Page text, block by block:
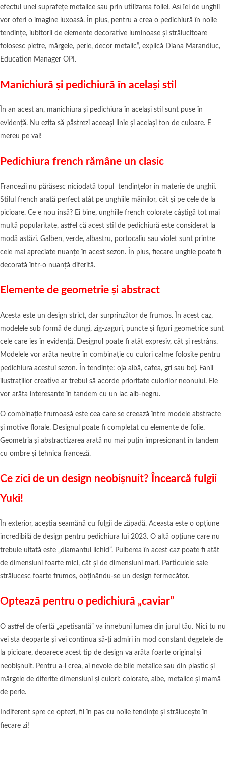
efectul unei suprafețe metalice sau prin utilizarea foliei. Astfel de unghii
vor oferi o imagine luxoasă. În plus, pentru a crea o pedichiură în noile
tendințe, iubitorii de elemente decorative luminoase și strălucitoare
folosesc pietre, mărgele, perle, decor metalic”, explică Diana Marandiuc,
Education Manager OPI.
Manichiură și pedichiură în același stil
În an acest an, manichiura și pedichiura în același stil sunt puse în
evidență. Nu ezita să păstrezi aceeași linie și același ton de culoare. E
mereu pe val!
Pedichiura french rămâne un clasic
Francezii nu părăsesc niciodată topul tendințelor în materie de unghii.
Stilul french arată perfect atât pe unghiile mâinilor, cât și pe cele de la
picioare. Ce e nou însă? Ei bine, unghiile french colorate câștigă tot mai
multă popularitate, astfel că acest stil de pedichiură este considerat la
modă astăzi. Galben, verde, albastru, portocaliu sau violet sunt printre
cele mai apreciate nuanțe în acest sezon. În plus, fiecare unghie poate fi
decorată într-o nuanță diferită.
Elemente de geometrie și abstract
Acesta este un design strict, dar surprinzător de frumos. În acest caz,
modelele sub formă de dungi, zig-zaguri, puncte și figuri geometrice sunt
cele care ies în evidență. Designul poate fi atât expresiv, cât și restrâns.
Modelele vor arăta neutre în combinație cu culori calme folosite pentru
pedichiura acestui sezon. În tendințe: oja albă, cafea, gri sau bej. Fanii
ilustrațiilor creative ar trebui să acorde prioritate culorilor neonului. Ele
vor arăta interesante în tandem cu un lac alb-negru.
O combinație frumoasă este cea care se creează între modele abstracte
și motive florale. Designul poate fi completat cu elemente de folie.
Geometria și abstractizarea arată nu mai puțin impresionant în tandem
cu ombre și tehnica franceză.
Ce zici de un design neobișnuit? Încearcă fulgii
Yuki!
În exterior, aceștia seamănă cu fulgii de zăpadă. Aceasta este o opțiune
incredibilă de design pentru pedichiura lui 2023. O altă opțiune care nu
trebuie uitată este „diamantul lichid”. Pulberea în acest caz poate fi atât
de dimensiuni foarte mici, cât și de dimensiuni mari. Particulele sale
strălucesc foarte frumos, obținându-se un design fermecător.
Optează pentru o pedichiură „caviar”
O astfel de ofertă „apetisantă” va înnebuni lumea din jurul tău. Nici tu nu
vei sta deoparte și vei continua să-ți admiri în mod constant degetele de
la picioare, deoarece acest tip de design va arăta foarte original și
neobișnuit. Pentru a-l crea, ai nevoie de bile metalice sau din plastic și
mărgele de diferite dimensiuni și culori: colorate, albe, metalice și mamă
de perle.
Indiferent spre ce optezi, fii în pas cu noile tendințe și strălucește în
fiecare zi!